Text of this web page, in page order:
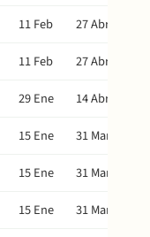
11 Feb
27 Abr
11 Feb
27 Abr
29 Ene
14 Abr
15 Ene
31 Mar
15 Ene
31 Mar
15 Ene
31 Mar